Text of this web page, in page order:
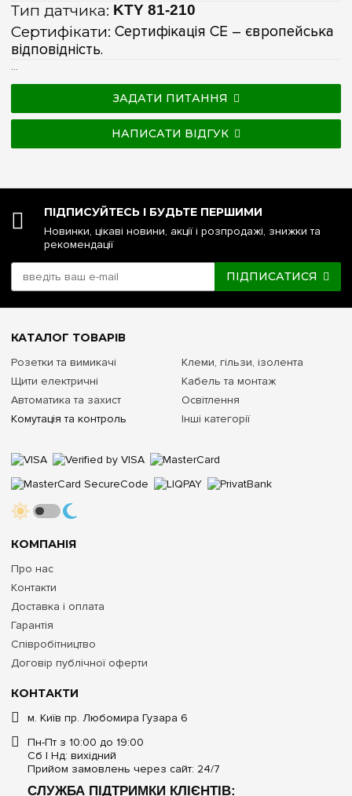
Тип датчика: KTY 81-210
Сертифікати: Сертифікація CE – європейська
відповідність.
...
ЗАДАТИ ПИТАННЯ
НАПИСАТИ ВІДГУК
ПІДПИСУЙТЕСЬ І БУДЬТЕ ПЕРШИМИ
Новинки, цікаві новини, акції і розпродажі, знижки та
рекомендації
ПІДПИСАТИСЯ
КОНТАКТИ
м. Київ пр. Любомира Гузара 6
Пн-Пт з 10:00 до 19:00
Сб | Нд: вихідний
Прийом замовлень через сайт: 24/7
СЛУЖБА ПІДТРИМКИ КЛІЄНТІВ:
КОМПАНІЯ
Про нас
Контакти
Доставка і оплата
Гарантія
Співробітництво
Договір публічної оферти
КАТАЛОГ ТОВАРІВ
Розетки та вимикачі
Щити електричні
Автоматика та захист
Комутація та контроль
Клеми, гільзи, ізолента
Кабель та монтаж
Освітлення
Інші категорії